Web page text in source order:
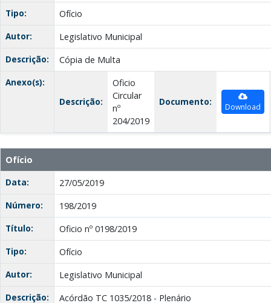
Tipo:
Ofício
Autor:
Legislativo Municipal
Descrição:
Cópia de Multa
Anexo(s):
Descrição:
Oficio
Circular
nº
204/2019
Documento: Download
Ofício
Data:
27/05/2019
Número:
198/2019
Título:
Oficio nº 0198/2019
Tipo:
Ofício
Autor:
Legislativo Municipal
Descrição:
Acórdão TC 1035/2018 - Plenário